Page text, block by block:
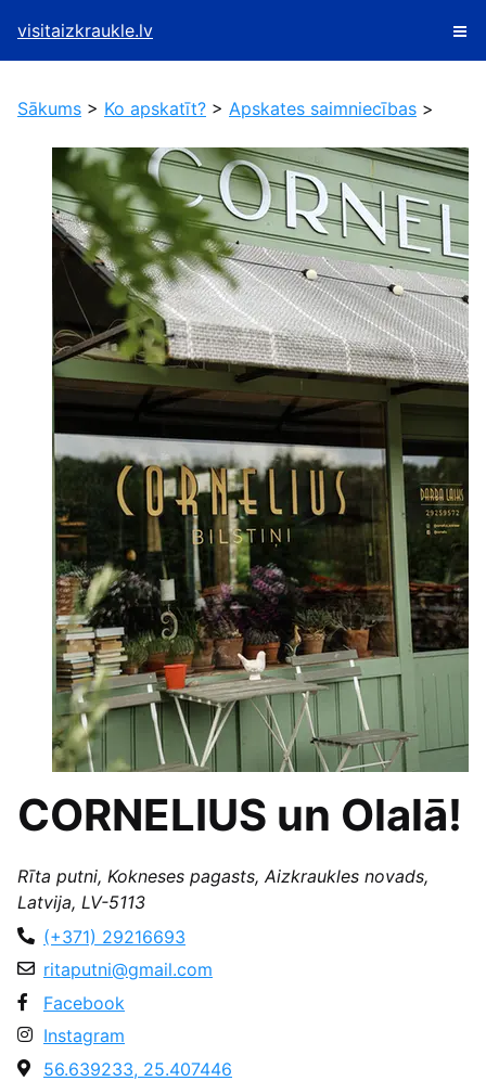
visitaizkraukle.lv
Sākums > Ko apskatīt? > Apskates saimniecības >
CORNELIUS un Olalā!
Rīta putni, Kokneses pagasts, Aizkraukles novads,
Latvija, LV-5113
(+371) 29216693
ritaputni@gmail.com
Facebook
Instagram
56.639233, 25.407446